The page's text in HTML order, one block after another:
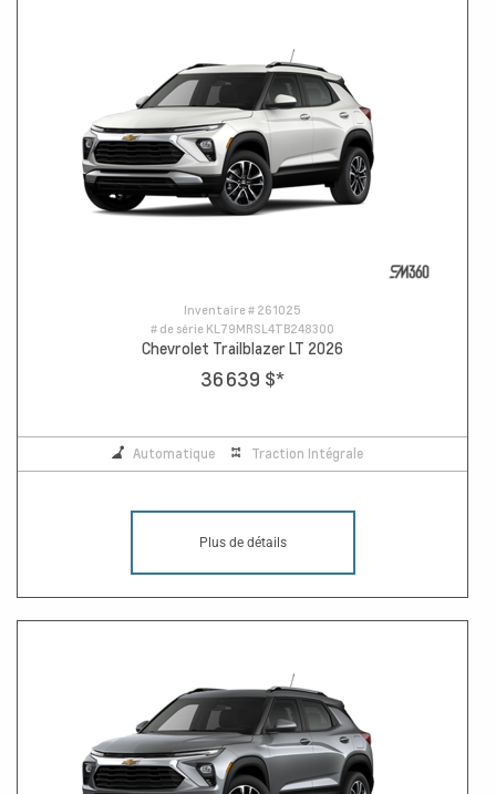
Inventaire # 261025
# de série KL79MRSL4TB248300
Chevrolet Trailblazer LT 2026
36 639 $*
Automatique Traction Intégrale
Plus de détails